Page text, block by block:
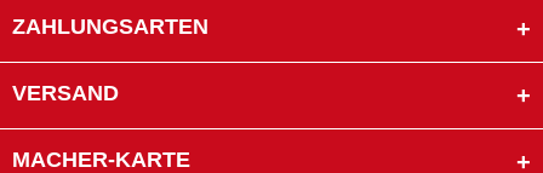
ZAHLUNGSARTEN
VERSAND
MACHER-KARTE